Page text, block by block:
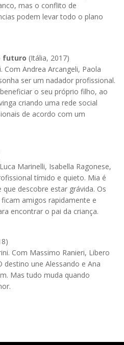
mas o conflito de
podem levar todo o plano
futuro (Itália, 2017)
Com Andrea Arcangeli, Paola
ser um nadador profissional.
o seu próprio filho, ao
criando uma rede social
de acordo com um
Marinelli, Isabella Ragonese,
tímido e quieto. Mia é
descobre estar grávida. Os
amigos rapidamente e
encontrar o pai da criança.
Com Massimo Ranieri, Libero
une Alessando e Ana
Mas tudo muda quando